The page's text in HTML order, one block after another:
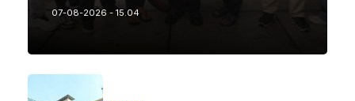
07-08-2026 - 15.04